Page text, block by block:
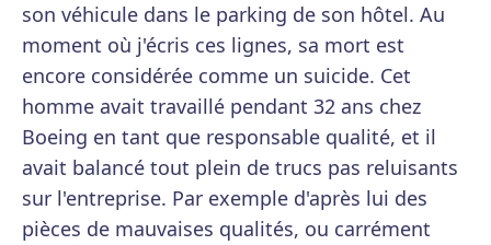
son véhicule dans le parking de son hôtel. Au
moment où j'écris ces lignes, sa mort est
encore considérée comme un suicide. Cet
homme avait travaillé pendant 32 ans chez
Boeing en tant que responsable qualité, et il
avait balancé tout plein de trucs pas reluisants
sur l'entreprise. Par exemple d'après lui des
pièces de mauvaises qualités, ou carrément